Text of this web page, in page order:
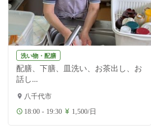
洗い物・配膳
配膳、下膳、皿洗い、お茶出し、お
話し...
八千代市
18:00 - 19:30 1,500/日